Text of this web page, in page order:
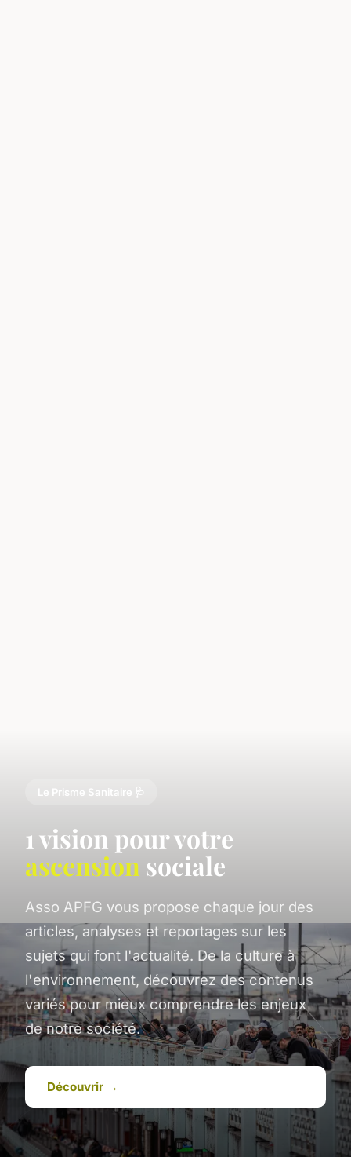
Le Prisme Sanitaire 🩺
1 vision pour votre
ascension sociale
Asso APFG vous propose chaque jour des
articles, analyses et reportages sur les
sujets qui font l'actualité. De la culture à
l'environnement, découvrez des contenus
variés pour mieux comprendre les enjeux
de notre société.
Découvrir →